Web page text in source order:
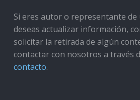
Si eres autor o representante de
deseas actualizar información,
solicitar la retirada de algún
contactar con nosotros a través
contacto.